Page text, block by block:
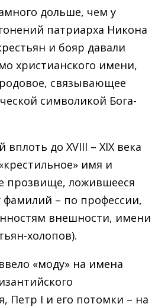
дольше, чем у
патриарха Никона
и бояр давали
христианского имени,
связывающее
символикой Бога-
до XVIII – XIX века
имя и
прозвище, ложившееся
фамилий – по профессии,
внешности, имени
холопов).
«моду» на имена
Петр I и его потомки – на